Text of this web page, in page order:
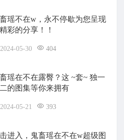
瑶不在w，永不停歇为您呈现
彩的分享！！
2024-05-30 404
瑶在不在露臀？这 ~套~ 独一
的图集等你来拥有
2024-05-21 393
进入，鬼畜瑶在不在w超级图